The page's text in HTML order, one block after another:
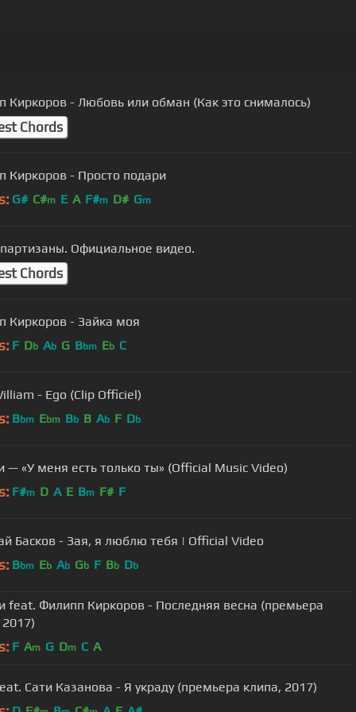
Киркоров - Любовь или обман (Как это снималось)
Chords
Киркоров - Просто подари
G# C#m E A F#m D# Gm
Официальное видео.
Chords
Киркоров - Зайка моя
F Db Ab G Bbm Eb C
- Ego (Clip Officiel)
Bbm Ebm Bb B Ab F Db
— «У меня есть только ты» (Official Music Video)
F#m D A E Bm F# F
Басков - Зая, я люблю тебя | Official Video
Bbm Eb Ab Gb F Bb Db
feat. Филипп Киркоров - Последняя весна (премьера
F Am G Dm C A
Сати Казанова - Я украду (премьера клипа, 2017)